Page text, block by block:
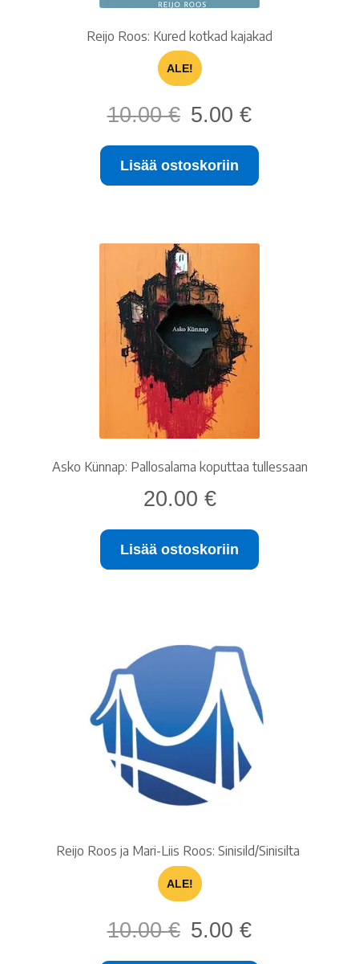
Reijo Roos: Kured kotkad kajakad
ALE!
10.00€
Alkuperäinen
hinta
oli:
10.00 €.
5.00€Nykyinen
on:
Lisää ostoskoriin
Asko Künnap: Pallosalama koputtaa tullessaan
20.00 €
Lisää ostoskoriin
Reijo Roos ja Mari-Liis Roos: Sinisild/Sinisilta
ALE!
10.00€
Alkuperäinen
hinta
5.00€Nykyinen